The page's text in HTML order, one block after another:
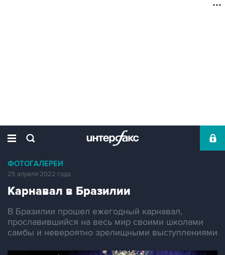
ФОТОГАЛЕРЕИ
25 апреля 2022 года
Карнавал в Бразилии
В Бразилии прошел ежегодный карнавал,
прославившийся на весь мир своими школами
самбы и невероятно зрелищными выступлениями